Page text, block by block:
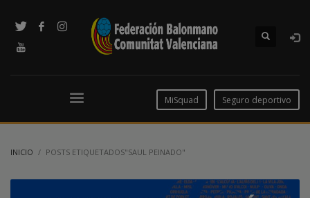
MiSquad Seguro deportivo
INICIO POSTS ETIQUETADOS"SAUL PEINADO"